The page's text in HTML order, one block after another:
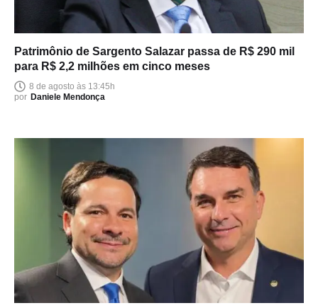
Patrimônio de Sargento Salazar passa de R$ 290 mil
para R$ 2,2 milhões em cinco meses
8 de agosto às 13:45h
por Daniele Mendonça